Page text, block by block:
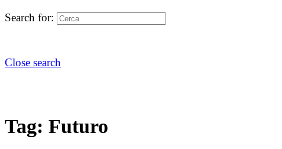
Search for:
Close search
Tag: Futuro